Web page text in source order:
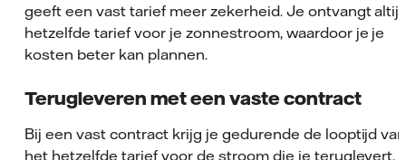
geeft een vast tarief meer zekerheid. Je ontvangt
hetzelfde tarief voor je zonnestroom, waardoor je je
kosten beter kan plannen.
Terugleveren met een vaste contract
Bij een vast contract krijg je gedurende de looptijd van
het hetzelfde tarief voor de stroom die je teruglevert.